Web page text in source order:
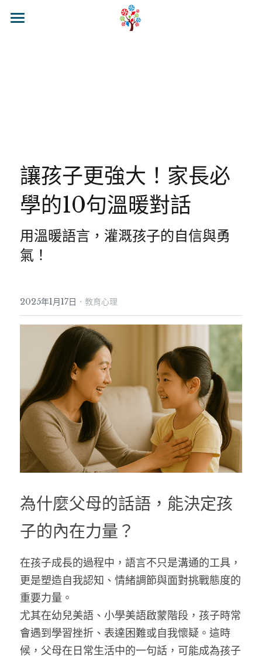
糖果樹Class Blog
小學全美基礎班
小學全美進階班
糖果營隊活動
讓孩子更強大！家長必
學的10句溫暖對話
用溫暖語言，灌溉孩子的自信與勇
氣！
2025年1月17日 · 教育心理
為什麼父母的話語，能決定孩
子的內在力量？
在孩子成長的過程中，語言不只是溝通的工具，
更是塑造自我認知、情緒調節與面對挑戰態度的
重要力量。
尤其在幼兒美語、小學美語啟蒙階段，孩子時常
會遇到學習挫折、表達困難或自我懷疑。這時
候，父母在日常生活中的一句話，可能成為孩子